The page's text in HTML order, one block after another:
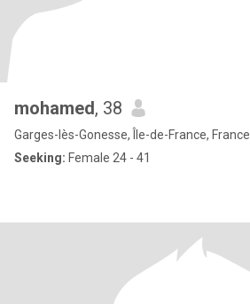
mohamed, 38
Garges-lès-Gonesse, Île-de-France, France
Seeking: Female 24 - 41